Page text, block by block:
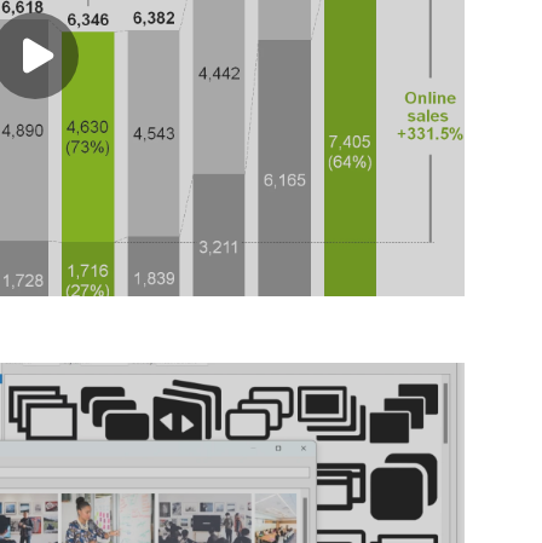
Play video